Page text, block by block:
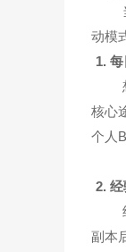
当
动模
1.
想
核心
个人
2.
经
副本